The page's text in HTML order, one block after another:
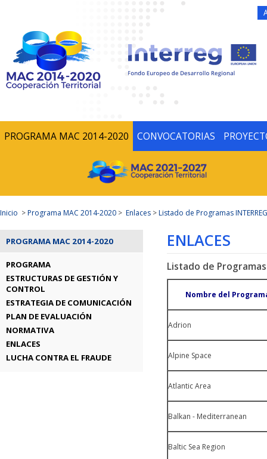
PROGRAMA MAC 2014-2020 CONVOCATORIAS
Inicio >Programa MAC 2014-2020 > Enlaces >Listado de Programas
PROGRAMA MAC 2014-2020
PROGRAMA
ESTRUCTURAS DE GESTIÓN Y
CONTROL
ESTRATEGIA DE COMUNICACIÓN
PLAN DE EVALUACIÓN
NORMATIVA
ENLACES
LUCHA CONTRA EL FRAUDE
ENLACES
Listado de Programas
Nombre del
Adrion
Alpine Space
Atlantic Area
Balkan - Mediterranean
Baltic Sea Region